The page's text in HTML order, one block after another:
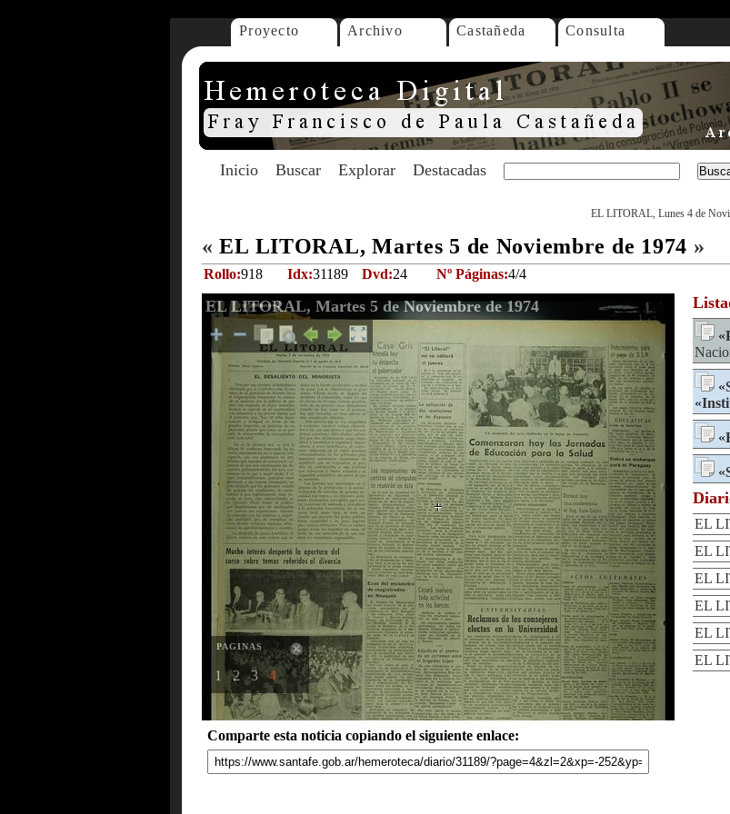
Proyecto Archivo Castañeda Consulta
Inicio Buscar Explorar Destacadas
EL LITORAL, Lunes 4 de
« EL LITORAL, Martes 5 de Noviembre de 1974 »
Rollo:918 Idx:31189 Dvd:24 Nº Páginas:4/4
EL LITORAL, Martes 5 de Noviembre de 1974
PAGINAS
1 2 3 4
Comparte esta noticia copiando el siguiente enlace:
«
«
«
«
«
EL
EL
EL
EL
EL
EL